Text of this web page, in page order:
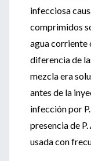
infecciosa
comprimidos
agua corriente
diferencia de
mezcla era
antes de la
infección por
presencia de
usada con